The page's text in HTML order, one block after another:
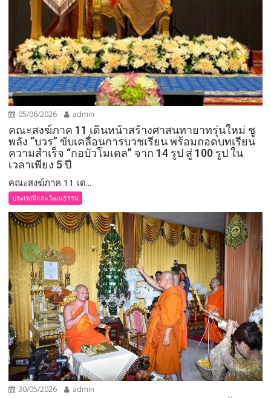
05/06/2026 admin
คณะสงฆ์ภาค 11 เดินหน้าสร้างศาสนทายาทรุ่นใหม่ ชู
พลัง “บวร” ขับเคลื่อนการบวชเรียน พร้อมถอดบทเรียน
ความสำเร็จ “กอบัวโมเดล” จาก 14 รูป สู่ 100 รูป ใน
เวลาเพียง 5 ปี
คณะสงฆ์ภาค 11 เด...
ประเพณีและวัฒนธรรม
30/05/2026 admin